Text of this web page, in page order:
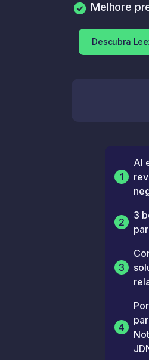
Melhore
Descubra
1
AI
2
3
3
4